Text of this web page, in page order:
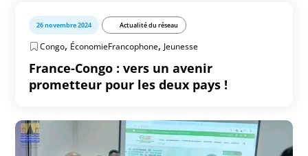
26 novembre 2024 Actualité du réseau
Congo, ÉconomieFrancophone, Jeunesse
France-Congo : vers un avenir
prometteur pour les deux pays !